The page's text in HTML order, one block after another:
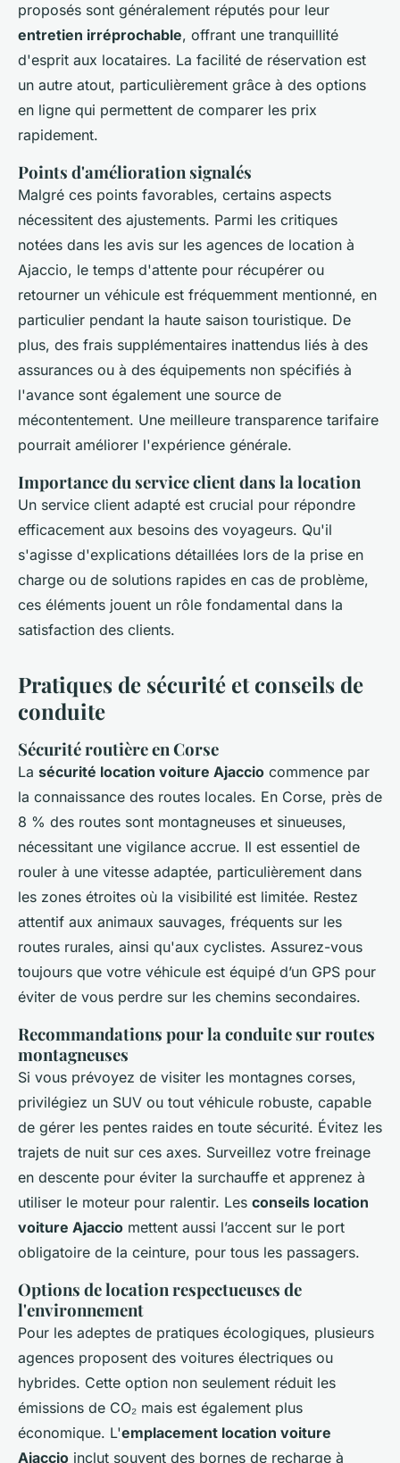
proposés sont généralement réputés pour leur
entretien irréprochable, offrant une tranquillité
d'esprit aux locataires. La facilité de réservation est
un autre atout, particulièrement grâce à des options
en ligne qui permettent de comparer les prix
rapidement.
Points d'amélioration signalés
Malgré ces points favorables, certains aspects
nécessitent des ajustements. Parmi les critiques
notées dans les avis sur les agences de location à
Ajaccio, le temps d'attente pour récupérer ou
retourner un véhicule est fréquemment mentionné, en
particulier pendant la haute saison touristique. De
plus, des frais supplémentaires inattendus liés à des
assurances ou à des équipements non spécifiés à
l'avance sont également une source de
mécontentement. Une meilleure transparence tarifaire
pourrait améliorer l'expérience générale.
Importance du service client dans la location
Un service client adapté est crucial pour répondre
efficacement aux besoins des voyageurs. Qu'il
s'agisse d'explications détaillées lors de la prise en
charge ou de solutions rapides en cas de problème,
ces éléments jouent un rôle fondamental dans la
satisfaction des clients.
Pratiques de sécurité et conseils de
conduite
Sécurité routière en Corse
La sécurité location voiture Ajaccio commence par
la connaissance des routes locales. En Corse, près de
8 % des routes sont montagneuses et sinueuses,
nécessitant une vigilance accrue. Il est essentiel de
rouler à une vitesse adaptée, particulièrement dans
les zones étroites où la visibilité est limitée. Restez
attentif aux animaux sauvages, fréquents sur les
routes rurales, ainsi qu'aux cyclistes. Assurez-vous
toujours que votre véhicule est équipé d’un GPS pour
éviter de vous perdre sur les chemins secondaires.
Recommandations pour la conduite sur routes
montagneuses
Si vous prévoyez de visiter les montagnes corses,
privilégiez un SUV ou tout véhicule robuste, capable
de gérer les pentes raides en toute sécurité. Évitez les
trajets de nuit sur ces axes. Surveillez votre freinage
en descente pour éviter la surchauffe et apprenez à
utiliser le moteur pour ralentir. Les conseils location
voiture Ajaccio mettent aussi l’accent sur le port
obligatoire de la ceinture, pour tous les passagers.
Options de location respectueuses de
l'environnement
Pour les adeptes de pratiques écologiques, plusieurs
agences proposent des voitures électriques ou
hybrides. Cette option non seulement réduit les
émissions de CO₂ mais est également plus
économique. L'emplacement location voiture
Ajaccio inclut souvent des bornes de recharge à